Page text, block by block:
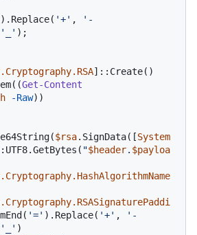
).Replace( '+' ,
'-
'_' );
Get-Content
-Raw))
$rsa.SignData([System
"$header. $payloa
'=' ).Replace( '+' ,
'-
'_'